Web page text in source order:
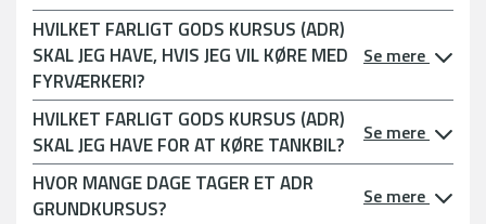
HVILKET FARLIGT GODS KURSUS (ADR)
SKAL JEG HAVE, HVIS JEG VIL KØRE MED
FYRVÆRKERI?
Se mere
HVILKET FARLIGT GODS KURSUS (ADR)
SKAL JEG HAVE FOR AT KØRE TANKBIL?
Se mere
HVOR MANGE DAGE TAGER ET ADR
GRUNDKURSUS?
Se mere